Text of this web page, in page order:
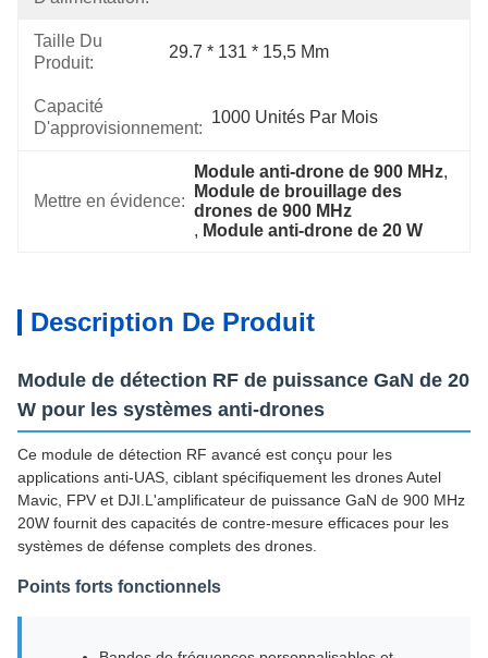
Taille Du
Produit:
29.7 * 131 * 15,5 Mm
Capacité
D'approvisionnement:
1000 Unités Par Mois
Mettre en évidence:
Module anti-drone de 900 MHz
Module de brouillage des
drones de 900 MHz
, Module anti-drone de 20 W
Description De Produit
Module de détection RF de puissance GaN de 20
W pour les systèmes anti-drones
Ce module de détection RF avancé est conçu pour les
applications anti-UAS, ciblant spécifiquement les drones Autel
Mavic, FPV et DJI.L'amplificateur de puissance GaN de 900 MHz
20W fournit des capacités de contre-mesure efficaces pour les
systèmes de défense complets des drones.
Points forts fonctionnels